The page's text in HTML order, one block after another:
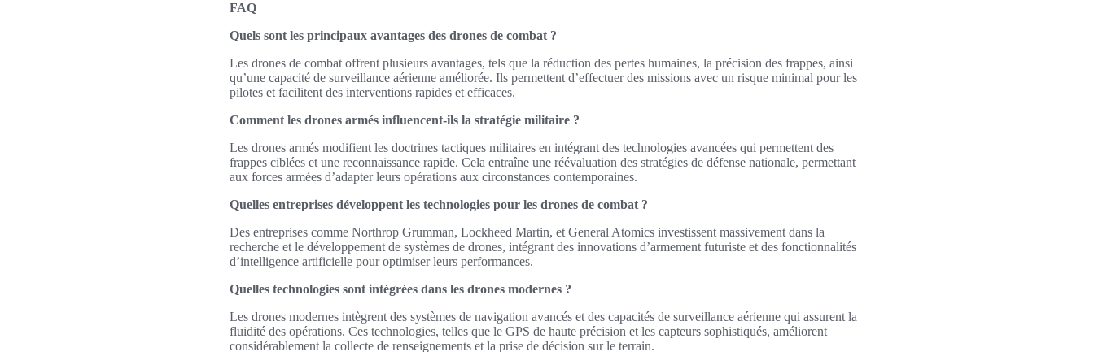
FAQ
Quels sont les principaux avantages des drones de combat ?
Les drones de combat offrent plusieurs avantages, tels que la réduction des pertes humaines, la précision des frappes, ainsi
qu’une capacité de surveillance aérienne améliorée. Ils permettent d’effectuer des missions avec un risque minimal pour les
pilotes et facilitent des interventions rapides et efficaces.
Comment les drones armés influencent-ils la stratégie militaire ?
Les drones armés modifient les doctrines tactiques militaires en intégrant des technologies avancées qui permettent des
frappes ciblées et une reconnaissance rapide. Cela entraîne une réévaluation des stratégies de défense nationale, permettant
aux forces armées d’adapter leurs opérations aux circonstances contemporaines.
Quelles entreprises développent les technologies pour les drones de combat ?
Des entreprises comme Northrop Grumman, Lockheed Martin, et General Atomics investissent massivement dans la
recherche et le développement de systèmes de drones, intégrant des innovations d’armement futuriste et des fonctionnalités
d’intelligence artificielle pour optimiser leurs performances.
Quelles technologies sont intégrées dans les drones modernes ?
Les drones modernes intègrent des systèmes de navigation avancés et des capacités de surveillance aérienne qui assurent la
fluidité des opérations. Ces technologies, telles que le GPS de haute précision et les capteurs sophistiqués, améliorent
considérablement la collecte de renseignements et la prise de décision sur le terrain.